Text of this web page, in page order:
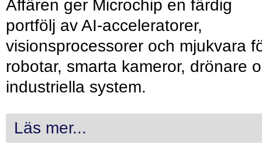
Affären ger Microchip en färdig
portfölj av AI-acceleratorer,
visionsprocessorer och mjukvara
robotar, smarta kameror, drönare
industriella system.
Läs mer...